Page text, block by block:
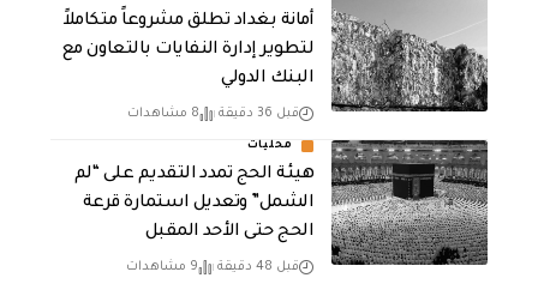
أمانة بغداد تطلق مشروعاً متكاملاً
لتطوير إدارة النفايات بالتعاون مع
البنك الدولي
قبل 36 دقيقة 8 مشاهدات
محليات
هيئة الحج تمدد التقديم على “لم
الشمل” وتعديل استمارة قرعة
الحج حتى الأحد المقبل
قبل 48 دقيقة 9 مشاهدات